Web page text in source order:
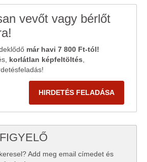
az adatokat más olyan
Ön adott meg számukra vagy az
szolgáltatásokból gyűjtöttek.
vevőt vagy bérlőt
már havi 7 800 Ft-tól!
korlátlan képfeltöltés
HIRDETÉS FELADÁSA
Add meg email címedet és